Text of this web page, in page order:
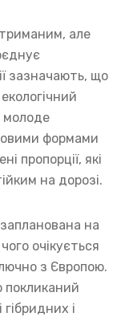
але
зазначають, що
молоде
формами
пропорції, які
на дорозі.
на
очікується
з Європою.
покликаний
і